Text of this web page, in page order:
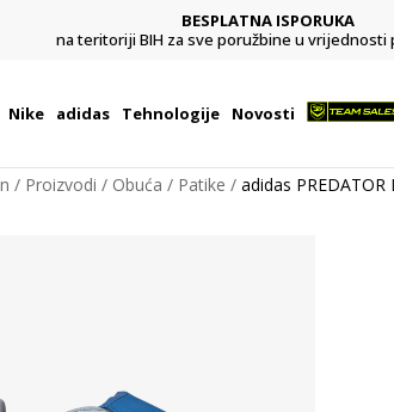
BESPLATNA ISPORUKA
na teritoriji BIH za sve poružbine u vrijednosti
Nike adidas Tehnologije Novosti
Proizvodi Obuća Patike adidas PREDATOR